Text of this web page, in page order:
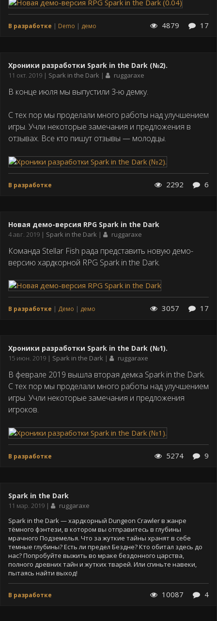
В разработке Demo демо 4879 17
Хроники разработки Spark in the Dark (№2).
Дата
11 окт. 2019 Spark in the Dark ruggaraxe
В конце июля мы выпустили 3-ю демку.
С тех пор мы проделали много работы над улучшением
игры. Учли некоторые замечания и предложения в
отзывах. Все кто пишут отзывы — молодцы.
В разработке 2292 6
Новая демо-версия RPG Spark in the Dark
Дата
4 авг. 2019 Spark in the Dark ruggaraxe
Команда Stellar Fish рада представить новую демо-
версию хардкорной RPG Spark in the Dark.
В разработке Демо демо 3057 17
Хроники разработки Spark in the Dark (№1).
Дата
15 июн. 2019 Spark in the Dark ruggaraxe
В феврале 2019 вышла вторая демка Spark in the Dark.
С тех пор мы проделали много работы над улучшением
игры. Учли некоторые замечания и предложения
игроков.
В разработке 5274 9
Spark in the Dark
Дата
11 мар. 2019
ruggaraxe
Spark in the Dark — хардкорный Dungeon Crawler в жанре
тёмного фэнтези, в котором вы отправитесь в глубины
мрачного Подземелья. Что за жуткие тайны хранят в себе
темные глубины? Есть ли предел Бездне? Кто обитал здесь до
нас? Попробуйте выжить во мраке бездонного царства,
полного древних тайн и жутких тварей. Или сгиньте навеки,
пытаясь найти выход!
В разработке 10087 4